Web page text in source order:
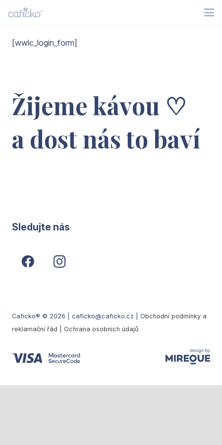
[wwlc_login_form]
Žijeme kávou ♡
a dost nás to baví
Sledujte nás
Caficko® © 2026 | caficko@caficko.cz | Obchodní podmínky a
reklamační řád
Ochrana osobních údajů